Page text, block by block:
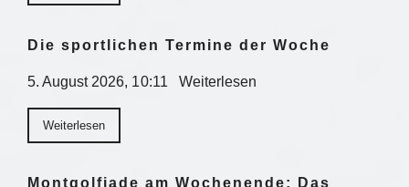
Die sportlichen Termine der Woche
5. August 2026, 10:11 Weiterlesen
Weiterlesen
Montgolfiade am Wochenende: Das